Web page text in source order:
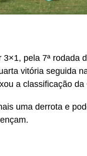
pela 7ª rodada
vitória seguida
a classificação
uma derrota e